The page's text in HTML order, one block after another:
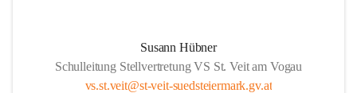
Susann Hübner
Schulleitung Stellvertretung VS St. Veit am Vogau
vs.st.veit@st-veit-suedsteiermark.gv.at